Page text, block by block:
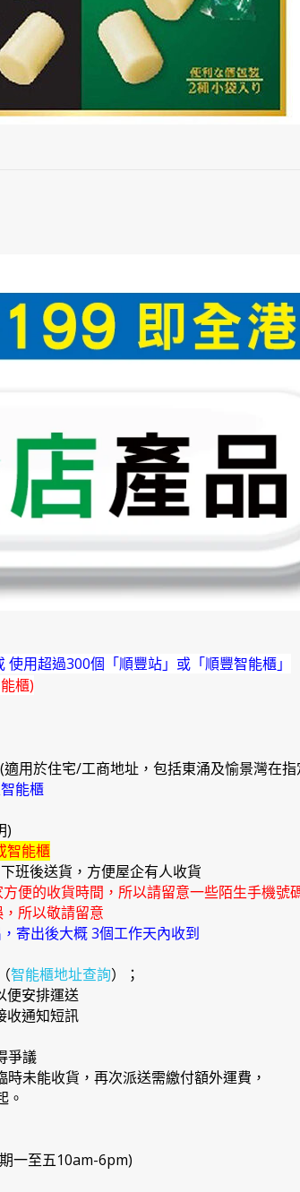
用超過300個「順豐站」或「順豐智能櫃」
櫃)
用於住宅/工商地址，包括東涌及愉景灣在指
能櫃
)
智能櫃
班後送貨，方便屋企有人收貨
便的收貨時間，所以請留意一些陌生手機號
所以敬請留意
寄出後大概 3個工作天內收到
智能櫃地址查詢）；
安排運送
收通知短訊
爭議
未能收貨，再次派送需繳付額外運費，
。
一至五10am-6pm)